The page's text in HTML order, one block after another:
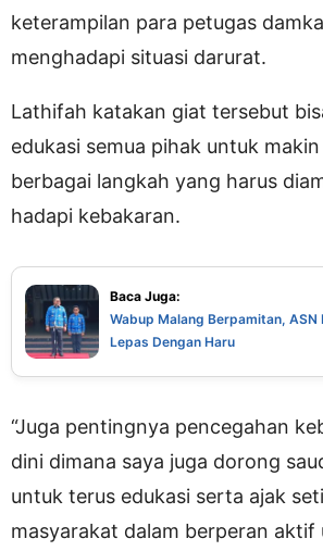
keterampilan para petugas
menghadapi situasi darurat.
Lathifah katakan giat tersebut
edukasi semua pihak untuk
berbagai langkah yang harus
hadapi kebakaran.
Baca Juga:
Wabup Malang Berpamitan,
Lepas Dengan Haru
“Juga pentingnya pencegahan
dini dimana saya juga dorong
untuk terus edukasi serta ajak
masyarakat dalam berperan aktif